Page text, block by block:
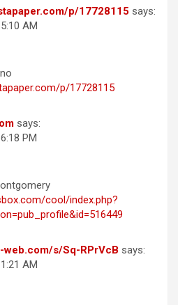
p/17728115 says:
AM
p/17728115
says:
PM
cool/index.php?
web.com/s/Sq-RPrVcB says:
AM